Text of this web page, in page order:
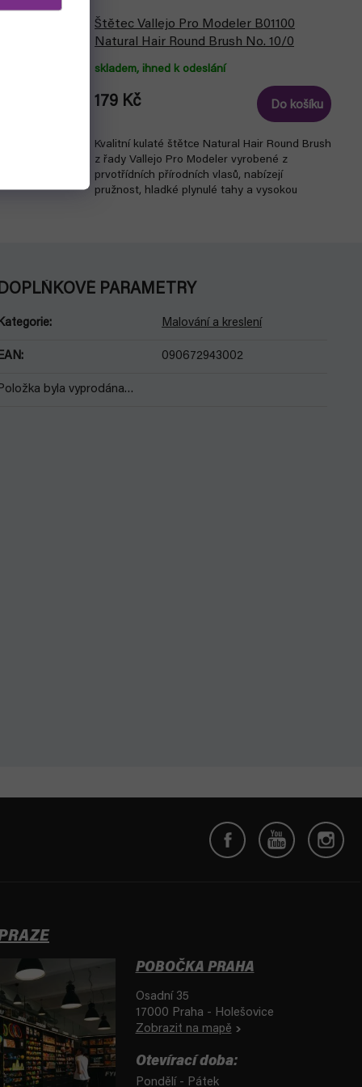
Štětec Vallejo Pro Modeler B01100
Natural Hair Round Brush No. 10/0
skladem, ihned k odeslání
179 Kč Do košíku
Kvalitní kulaté štětce Natural Hair Round Brush
z řady Vallejo Pro Modeler vyrobené z
prvotřídních přírodních vlasů, nabízejí
pružnost, hladké plynulé tahy a vysokou
PARAMETRY
: Malování a kreslení
: 090672943002
byla vyprodána…
POBOČKA PRAHA
Osadní 35
17000 Praha - Holešovice
Zobrazit na mapě
Otevírací doba:
Pondělí - Pátek